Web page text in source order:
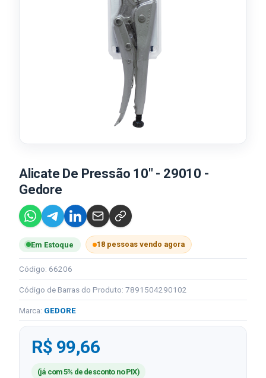
Alicate De Pressão 10" - 29010 -
Gedore
Em Estoque 18 pessoas vendo agora
Código: 66206
Código de Barras do Produto: 7891504290102
Marca: GEDORE
R$ 99,66
(já com 5% de desconto no PIX)